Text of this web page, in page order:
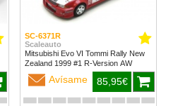
SC-6371R
Scaleauto
Mitsubishi Evo VI Tommi Rally New
Zealand 1999 #1 R-Version AW
Avísame 85,95€